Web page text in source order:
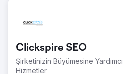
Clickspire SEO
Şirketinizin Büyümesine
Hizmetler